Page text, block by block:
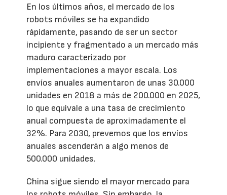
En los últimos años, el mercado de los
robots móviles se ha expandido
rápidamente, pasando de ser un sector
incipiente y fragmentado a un mercado más
maduro caracterizado por
implementaciones a mayor escala. Los
envíos anuales aumentaron de unas 30.000
unidades en 2018 a más de 200.000 en 2025,
lo que equivale a una tasa de crecimiento
anual compuesta de aproximadamente el
32%. Para 2030, prevemos que los envíos
anuales ascenderán a algo menos de
500.000 unidades.
China sigue siendo el mayor mercado para